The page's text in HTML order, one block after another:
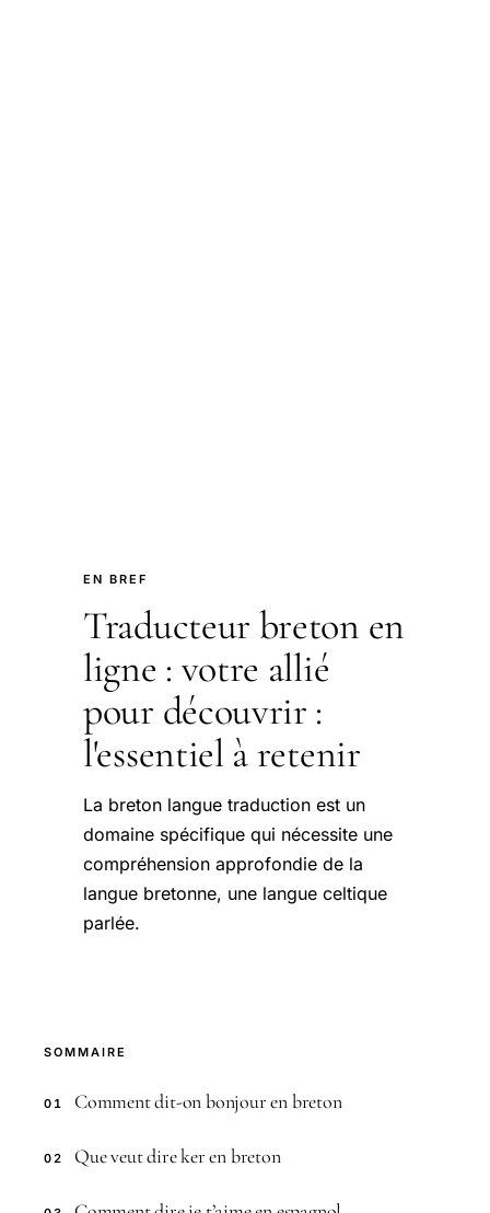
EN BREF
Traducteur breton en
ligne : votre allié
pour découvrir :
l'essentiel à retenir
La breton langue traduction est un
domaine spécifique qui nécessite une
compréhension approfondie de la
langue bretonne, une langue celtique
parlée.
SOMMAIRE
01 Comment dit-on bonjour en breton
02 Que veut dire ker en breton